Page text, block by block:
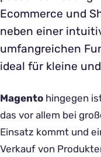
Ecommerce und
neben einer
umfangreichen
ideal für kleine
Magento hingegen
das vor allem bei
Einsatz kommt und
Verkauf von